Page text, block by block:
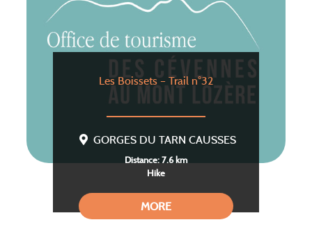
Les Boissets – Trail n°32
GORGES DU TARN CAUSSES
Distance: 7.6 km
Hike
MORE